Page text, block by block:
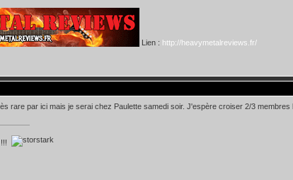
Lien : http://heavymetalreviews.fr/
rare par ici mais je serai chez Paulette samedi soir. J'espère croiser 2/3 membres